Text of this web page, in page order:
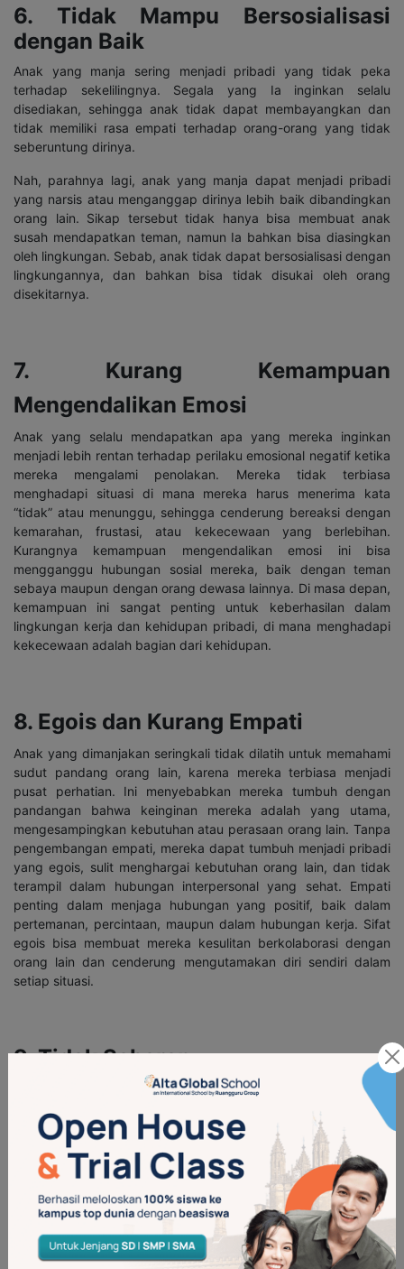
6. Tidak Mampu Bersosialisasi
dengan Baik
Anak yang manja sering menjadi pribadi yang tidak peka
terhadap sekelilingnya. Segala yang Ia inginkan selalu
disediakan, sehingga anak tidak dapat membayangkan dan
tidak memiliki rasa empati terhadap orang-orang yang tidak
seberuntung dirinya.
Nah, parahnya lagi, anak yang manja dapat menjadi pribadi
yang narsis atau menganggap dirinya lebih baik dibandingkan
orang lain. Sikap tersebut tidak hanya bisa membuat anak
susah mendapatkan teman, namun Ia bahkan bisa diasingkan
oleh lingkungan. Sebab, anak tidak dapat bersosialisasi dengan
lingkungannya, dan bahkan bisa tidak disukai oleh orang
disekitarnya.
7. Kurang Kemampuan
Mengendalikan Emosi
Anak yang selalu mendapatkan apa yang mereka inginkan
menjadi lebih rentan terhadap perilaku emosional negatif ketika
mereka mengalami penolakan. Mereka tidak terbiasa
menghadapi situasi di mana mereka harus menerima kata
“tidak” atau menunggu, sehingga cenderung bereaksi dengan
kemarahan, frustasi, atau kekecewaan yang berlebihan.
Kurangnya kemampuan mengendalikan emosi ini bisa
mengganggu hubungan sosial mereka, baik dengan teman
sebaya maupun dengan orang dewasa lainnya. Di masa depan,
kemampuan ini sangat penting untuk keberhasilan dalam
lingkungan kerja dan kehidupan pribadi, di mana menghadapi
kekecewaan adalah bagian dari kehidupan.
8. Egois dan Kurang Empati
Anak yang dimanjakan seringkali tidak dilatih untuk memahami
sudut pandang orang lain, karena mereka terbiasa menjadi
pusat perhatian. Ini menyebabkan mereka tumbuh dengan
pandangan bahwa keinginan mereka adalah yang utama,
mengesampingkan kebutuhan atau perasaan orang lain. Tanpa
pengembangan empati, mereka dapat tumbuh menjadi pribadi
yang egois, sulit menghargai kebutuhan orang lain, dan tidak
terampil dalam hubungan interpersonal yang sehat. Empati
penting dalam menjaga hubungan yang positif, baik dalam
pertemanan, percintaan, maupun dalam hubungan kerja. Sifat
egois bisa membuat mereka kesulitan berkolaborasi dengan
orang lain dan cenderung mengutamakan diri sendiri dalam
setiap situasi.
9. Tidak Sabaran
Anak yang terbiasa dimanjakan sering mengharapkan hasil
yang instan, karena mereka tidak diajarkan untuk menunggu
atau berusaha. Mereka terbiasa mendapatkan segala sesuatu
dengan segera, tanpa harus berjuang atau bersabar. Hal ini
bisa menghambat mereka ketika dewasa, di mana banyak hal
membutuhkan proses dan usaha. Sikap tidak sabar ini bisa
berpengaruh dalam banyak aspek kehidupan, seperti
pekerjaan, hubungan, atau pencapaian tujuan pribadi. Mereka
mungkin cepat merasa frustasi saat hasil tidak datang dengan
cepat, dan ini bisa menjadi penghambat dalam mencapai